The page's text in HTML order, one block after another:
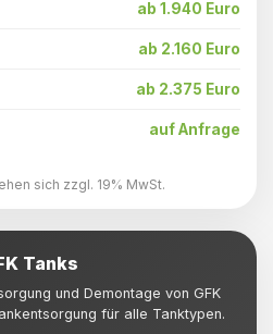
ab 1.940 Euro
ab 2.160 Euro
ab 2.375 Euro
auf Anfrage
sich zzgl. 19% MwSt.
Tanks
und Demontage von GFK
für alle Tanktypen.